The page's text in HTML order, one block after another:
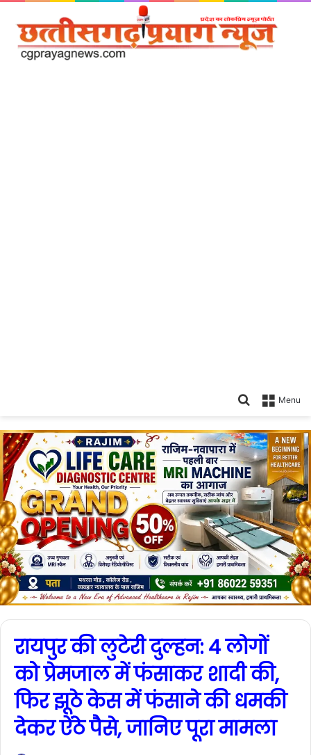
Menu
Search
रायपुर की लुटेरी दुल्हन: 4 लोगों
को प्रेमजाल में फंसाकर शादी की,
फिर झूठे केस में फंसाने की धमकी
देकर ऐंठे पैसे, जानिए पूरा मामला